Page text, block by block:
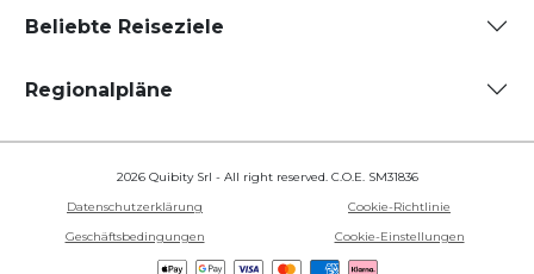
Beliebte Reiseziele
Regionalpläne
2026 Quibity Srl - All right reserved. C.O.E. SM31836
Datenschutzerklärung
Cookie-Richtlinie
Geschäftsbedingungen
Cookie-Einstellungen